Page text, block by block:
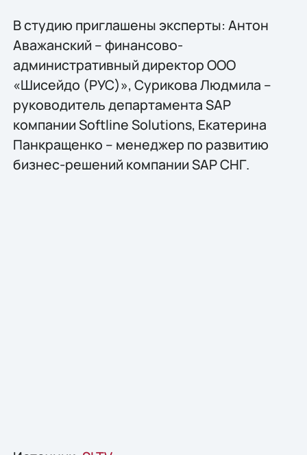
В студию приглашены эксперты: Антон
Аважанский – финансово-
административный директор ООО
«Шисейдо (РУС)», Сурикова Людмила –
руководитель департамента SAP
компании Softline Solutions, Екатерина
Панкращенко – менеджер по развитию
бизнес-решений компании SAP СНГ.